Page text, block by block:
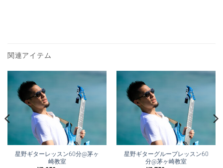
関連アイテム
星野ギターレッスン60分@茅ヶ
崎教室
星野ギターグループレッスン60
分@茅ヶ崎教室